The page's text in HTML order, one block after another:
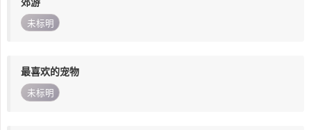
未标明
最喜欢的宠物
未标明